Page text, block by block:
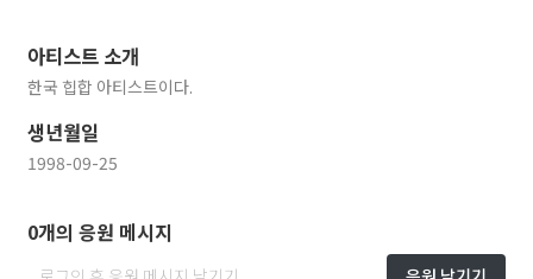
아티스트 소개
한국 힙합 아티스트이다.
생년월일
1998-09-25
0개의 응원 메시지